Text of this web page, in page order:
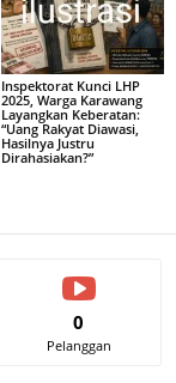
Inspektorat Kunci LHP
2025, Warga Karawang
Layangkan Keberatan:
“Uang Rakyat Diawasi,
Hasilnya Justru
Dirahasiakan?”
0
Pelanggan